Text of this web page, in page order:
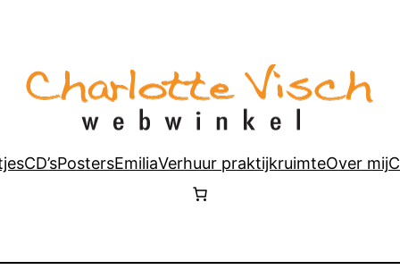
CD’sPostersEmiliaVerhuur praktijkruimteOver mij